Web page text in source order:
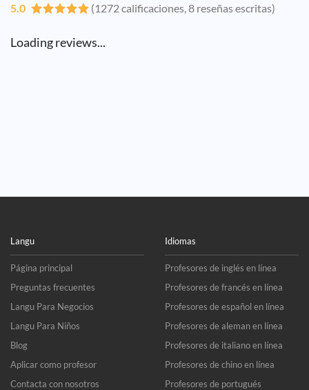
5.0 (1272 calificaciones, 8 reseñas escritas)
Loading reviews...
Langu
Página principal
Preguntas frecuentes
Langu Para Negocios
Langu Para Niños
Blog
Aplicar como profesor
Contacta con nosotros
Idiomas
Profesores de inglés en línea
Profesores de francés en línea
Profesores de español en línea
Profesores de aleman en línea
Profesores de italiano en línea
Profesores de chino en línea
Profesores de portugués